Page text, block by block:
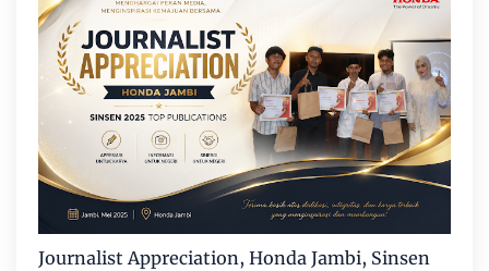
Journalist Appreciation, Honda Jambi, Sinsen